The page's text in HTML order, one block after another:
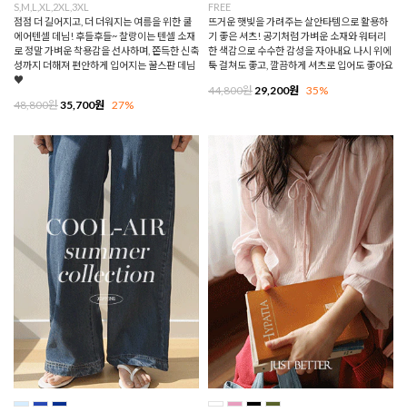
S,M,L,XL,2XL,3XL
점점 더 길어지고, 더 더워지는 여름을 위한 쿨
에어텐셀 데님! 후들후들~ 찰랑이는 텐셀 소재
로 정말 가벼운 착용감을 선사하며, 쫀득한 신축
성까지 더해져 편안하게 입어지는 꿀스판 데님
♥
48,800원35,700원 27%
FREE
뜨거운 햇빛을 가려주는 살안타템으로 활용하
기 좋은 셔츠! 공기처럼 가벼운 소재와 워터리
한 색감으로 수수한 감성을 자아내요 나시 위에
툭 걸쳐도 좋고, 깔끔하게 셔츠로 입어도 좋아요
44,800원29,200원 35%